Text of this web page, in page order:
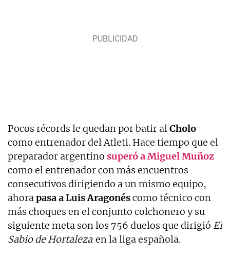
Pocos récords le quedan por batir alCholo
como entrenador del Atleti. Hace tiempo que el
preparador argentino superó a Miguel Muñoz
como el entrenador con más encuentros
consecutivos dirigiendo a un mismo equipo,
ahorapasa a Luis Aragonéscomo técnico con
más choques en el conjunto colchonero y su
siguiente meta son los 756 duelos que dirigió El
Sabio de Hortaleza en la liga española.